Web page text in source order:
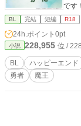
です
了。
BL 完結 短編 R18
24h.ポイント 0pt
小説 228,955 位 /
BL ハッピーエンド
勇者
魔王